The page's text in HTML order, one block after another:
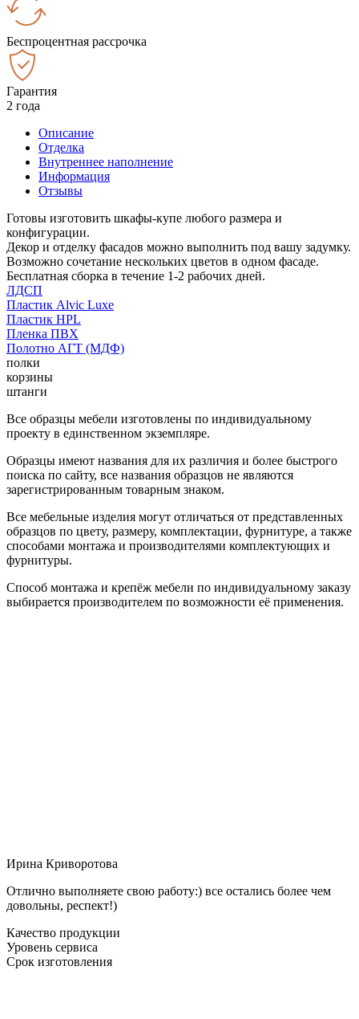
Беспроцентная рассрочка
Гарантия
2 года
Описание
Отделка
Внутреннее наполнение
Информация
Отзывы
Готовы изготовить шкафы-купе любого размера и
конфигурации.
Декор и отделку фасадов можно выполнить под вашу задумку.
Возможно сочетание нескольких цветов в одном фасаде.
Бесплатная сборка в течение 1-2 рабочих дней.
ЛДСП
Пластик Alvic Luxe
Пластик HPL
Пленка ПВХ
Полотно АГТ (МДФ)
полки
корзины
штанги
Все образцы мебели изготовлены по индивидуальному
проекту в единственном экземпляре.
Образцы имеют названия для их различия и более быстрого
поиска по сайту, все названия образцов не являются
зарегистрированным товарным знаком.
Все мебельные изделия могут отличаться от представленных
образцов по цвету, размеру, комплектации, фурнитуре, а также
способами монтажа и производителями комплектующих и
фурнитуры.
Способ монтажа и крепёж мебели по индивидуальному заказу
выбирается производителем по возможности её применения.
Ирина Криворотова
Отлично выполняете свою работу:) все остались более чем
довольны, респект!)
Качество продукции
Уровень сервиса
Срок изготовления